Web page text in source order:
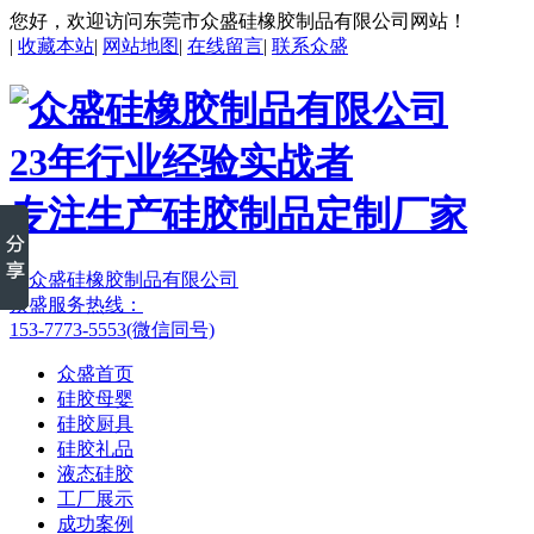
您好，欢迎访问东莞市众盛硅橡胶制品有限公司网站！
| 收藏本站| 网站地图| 在线留言| 联系众盛
23年行业经验实战者
专注生产硅胶制品定制厂家
众盛服务热线：
153-7773-5553(微信同号)
众盛首页
硅胶母婴
硅胶厨具
硅胶礼品
液态硅胶
工厂展示
成功案例